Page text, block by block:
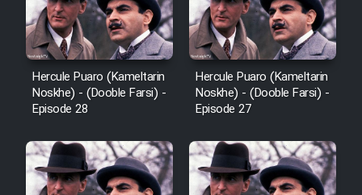
Film Dastbord Be Bank (Dooble
Farsi)
Film Alpagoor (Dooble Farsi)
Film Herfeyi (Dooble Farsi)
Mostanad Margbartarin
Heyvanat Donya - Dooble Farsi
Hercule Puaro (Kameltarin
Noskhe) - (Dooble Farsi) -
Episode 28
Hercule Puaro (Kameltarin
Noskhe) - (Dooble Farsi) -
Episode 27